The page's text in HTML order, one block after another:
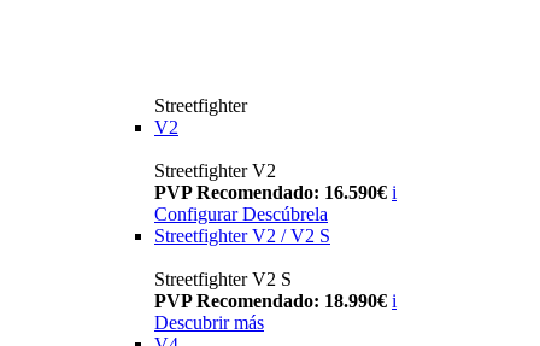
Streetfighter
V2
Streetfighter V2
PVP Recomendado: 16.590€ i
Configurar Descúbrela
Streetfighter V2 / V2 S
Streetfighter V2 S
PVP Recomendado: 18.990€ i
Descubrir más